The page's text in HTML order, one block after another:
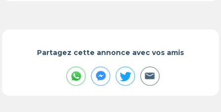
Partagez cette annonce avec vos amis